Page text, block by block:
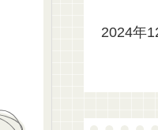
2024年